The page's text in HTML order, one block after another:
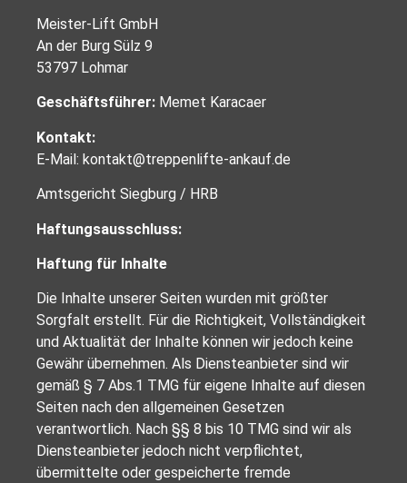
Meister-Lift GmbH
An der Burg Sülz 9
53797 Lohmar
Geschäftsführer: Memet Karacaer
Kontakt:
E-Mail: kontakt@treppenlifte-ankauf.de
Amtsgericht Siegburg / HRB
Haftungsausschluss:
Haftung für Inhalte
Die Inhalte unserer Seiten wurden mit größter
Sorgfalt erstellt. Für die Richtigkeit, Vollständigkeit
und Aktualität der Inhalte können wir jedoch keine
Gewähr übernehmen. Als Diensteanbieter sind wir
gemäß § 7 Abs.1 TMG für eigene Inhalte auf diesen
Seiten nach den allgemeinen Gesetzen
verantwortlich. Nach §§ 8 bis 10 TMG sind wir als
Diensteanbieter jedoch nicht verpflichtet,
übermittelte oder gespeicherte fremde